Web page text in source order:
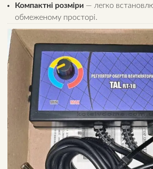
Компактні розміри — легко
обмеженому просторі.